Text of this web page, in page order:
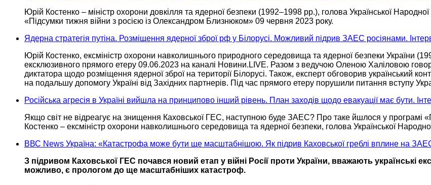
Юрій Костенко – міністр охорони довкілля та ядерної безпеки (1992–1998 рр.), голова Української Народної
«Підсумки тижня війни з росією із Олександром Близнюком» 09 червня 2023 року.
Ядерна стратегія путіна. Розміщення ядерної зброї рф у Білорусі. Можливий підрив ЗАЕС росіянами.
Юрій Костенко, ексміністр охорони навколишнього природного середовища та ядерної безпеки України
ексклюзивного прямого етеру 09.06.2023 на каналі Новини.LIVE. Разом з ведучою Оленою Халіловою
диктатора щодо розміщення ядерної зброї на територіїБілорусі. Також, експерт обговорив український
на подальшу допомогу Україні від Західних партнерів. Під час прямого етеру порушили питання вступу
Російська агресія в Україні вийшла на принципово інший рівень. План заходів щодо евакуації має бути.
Якщо світ не відреагує на знищення Каховської ГЕС, наступною буде ЗАЕС? Про таке йшлося у програмі
Костенко – ексміністр охорони навколишнього середовища та ядерної безпеки, голова Української
ВВС News Україна: «Катастрофа може бути ще масштабнішою. Як підрив Каховської греблі вплине на
З підривом Каховської ГЕС почався новий етап у війні Росії проти України, вважають українські
можливо, є прологом до ще масштабніших катастроф.